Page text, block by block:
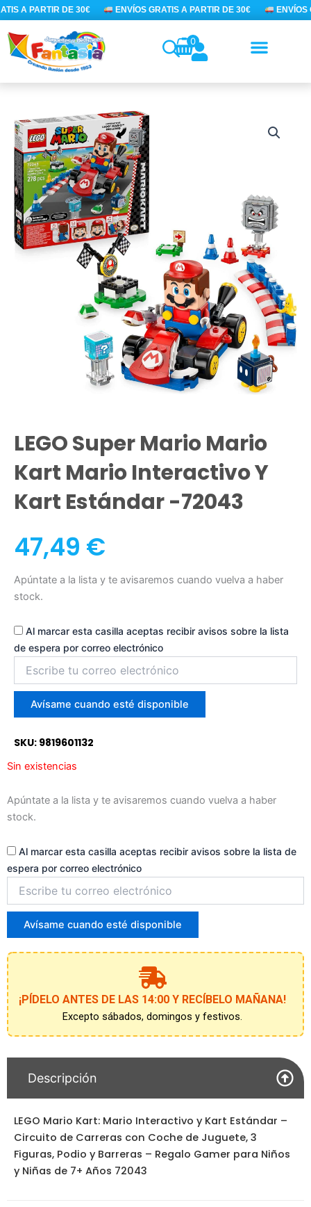
Ir
al
contenido
A PARTIR DE 30€ ENVÍOS GRATIS A PARTIR DE 30€ ENVÍOS
0
LEGO Super Mario Mario
Kart Mario Interactivo Y
Kart Estándar -72043
47,49 €
Apúntate a la lista y te avisaremos cuando vuelva a haber
stock.
Al marcar esta casilla aceptas recibir avisos sobre la lista
de espera por correo electrónico
correo
para
unirte
la
lista
de
Avísame cuando esté disponible
SKU: 9819601132
Sin existencias
Apúntate a la lista y te avisaremos cuando vuelva a haber
stock.
Al marcar esta casilla aceptas recibir avisos sobre la lista de
espera por correo electrónico
correo
para
unirte
a
la
lista
de
espera
Avísame cuando esté disponible
¡PÍDELO ANTES DE LAS 14:00 Y RECÍBELO MAÑANA!
Excepto sábados, domingos y festivos.
Descripción
LEGO Mario Kart: Mario Interactivo y Kart Estándar –
Circuito de Carreras con Coche de Juguete, 3
Figuras, Podio y Barreras – Regalo Gamer para Niños
y Niñas de 7+ Años 72043